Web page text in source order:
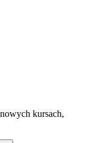
kursach,